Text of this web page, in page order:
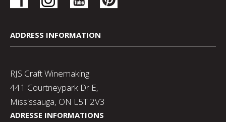
ADDRESS INFORMATION
RJS Craft Winemaking
441 Courtneypark Dr E,
Mississauga, ON L5T 2V3
ADRESSE INFORMATIONS